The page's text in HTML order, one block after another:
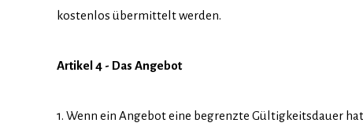
kostenlos übermittelt werden.
Artikel 4 - Das Angebot
1. Wenn ein Angebot eine begrenzte Gültigkeitsdauer